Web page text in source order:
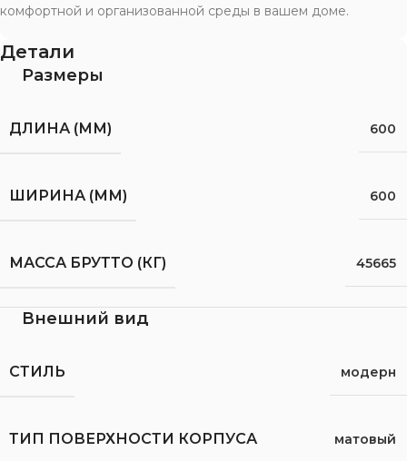
комфортной и организованной среды в вашем доме.
Детали
Размеры
ДЛИНА (ММ) 600
ШИРИНА (ММ) 600
МАССА БРУТТО (КГ) 45665
Внешний вид
СТИЛЬ модерн
ТИП ПОВЕРХНОСТИ КОРПУСА матовый